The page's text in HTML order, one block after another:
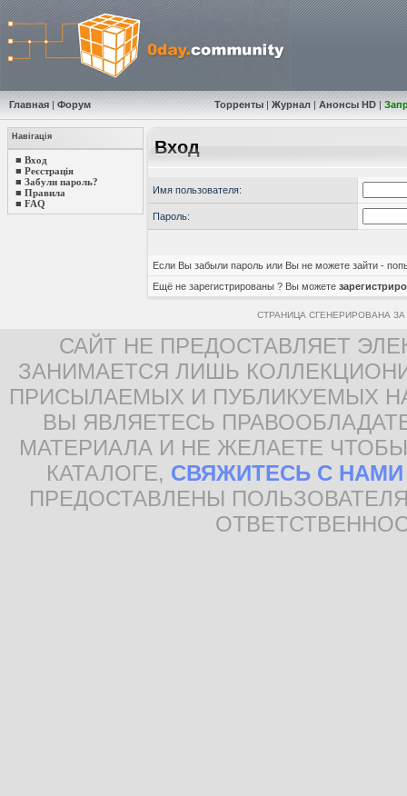
Главная | Форум Торренты |Журнал |Анонсы HD |
Навігація
■ Вход
■ Реєстрація
■ Забули пароль?
■ Правила
■ FAQ
Вход
Имя пользователя:
Пароль:
Если Вы забыли пароль или Вы не можете зайти -
Ещё не зарегистрированы ? Вы можете
СТРАНИЦА СГЕНЕРИРОВАНА
САЙТ НЕ ПРЕДОСТАВЛЯЕТ
ЗАНИМАЕТСЯ ЛИШЬ
ПРИСЫЛАЕМЫХ И ПУБЛИКУЕМЫХ
ВЫ ЯВЛЯЕТЕСЬ
МАТЕРИАЛА И НЕ ЖЕЛАЕТЕ
КАТАЛОГЕ, СВЯЖИТЕСЬ С НАМИ
ПРЕДОСТАВЛЕНЫ